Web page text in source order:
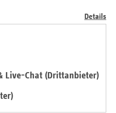
Details
Live-Chat (Drittanbieter)
Pflegeteam Sachsen“
aller Akteure in der
Angehörigen und
Pflegeeinrichtungen
Pflegeeinrichtungen, die
den Landesverbänden der
mit den überörtlichen